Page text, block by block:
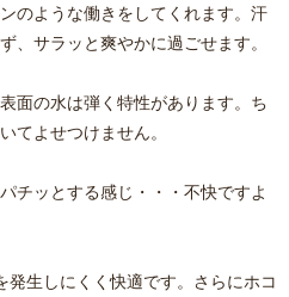
のような働きをしてくれます。汗
、サラッと爽やかに過ごせます。
面の水は弾く特性があります。ち
てよせつけません。
チッとする感じ・・・不快ですよ
発生しにくく快適です。さらにホコ